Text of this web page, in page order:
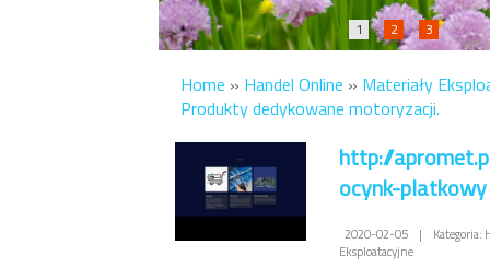
1 2 3
Home » Handel Online » Materiały
Produkty dedykowane motoryzacji.
http://
ocynk-platkowy
2020-02-05 |
Kategoria:
Eksploatacyjne